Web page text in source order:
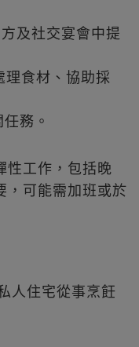
及社交宴會中提
食材、協助採
務。
性工作，包括晚
，可能需加班或於
人住宅從事烹飪